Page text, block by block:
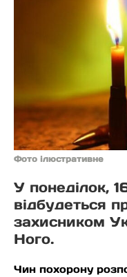
Фото ілюстративне
У понеділок,
відбудеться
захисником
Ного.
Чин похорону